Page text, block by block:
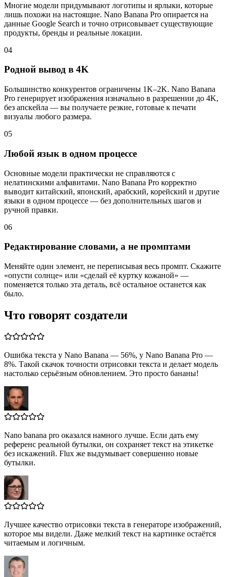
Многие модели придумывают логотипы и ярлыки, которые
лишь похожи на настоящие. Nano Banana Pro опирается на
данные Google Search и точно отрисовывает существующие
продукты, бренды и реальные локации.
04
Родной вывод в 4K
Большинство конкурентов ограничены 1K–2K. Nano Banana
Pro генерирует изображения изначально в разрешении до 4K,
без апскейла — вы получаете резкие, готовые к печати
визуалы любого размера.
05
Любой язык в одном процессе
Основные модели практически не справляются с
нелатинскими алфавитами. Nano Banana Pro корректно
выводит китайский, японский, арабский, корейский и другие
языки в одном процессе — без дополнительных шагов и
ручной правки.
06
Редактирование словами, а не промптами
Меняйте один элемент, не переписывая весь промпт. Скажите
«опусти солнце» или «сделай её куртку кожаной» —
поменяется только эта деталь, всё остальное останется как
было.
Что говорят создатели
Ошибка текста у Nano Banana — 56%, у Nano Banana Pro —
8%. Такой скачок точности отрисовки текста и делает модель
настолько серьёзным обновлением. Это просто бананы!
Nano banana pro оказался намного лучше. Если дать ему
референс реальной бутылки, он сохраняет текст на этикетке
без искажений. Flux же выдумывает совершенно новые
бутылки.
Лучшее качество отрисовки текста в генераторе изображений,
которое мы видели. Даже мелкий текст на картинке остаётся
читаемым и логичным.